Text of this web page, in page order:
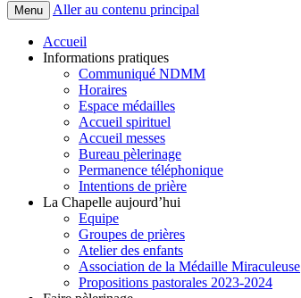
Menu Aller au contenu principal
Accueil
Informations pratiques
Communiqué NDMM
Horaires
Espace médailles
Accueil spirituel
Accueil messes
Bureau pèlerinage
Permanence téléphonique
Intentions de prière
La Chapelle aujourd’hui
Equipe
Groupes de prières
Atelier des enfants
Association de la Médaille Miraculeuse
Propositions pastorales 2023-2024